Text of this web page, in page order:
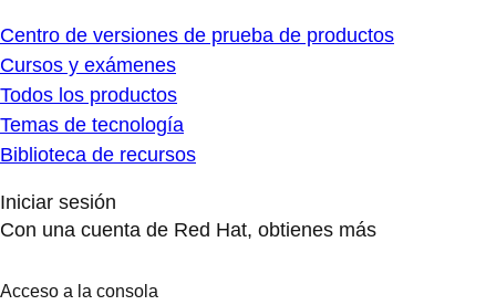
Centro de versiones de prueba de productos
Cursos y exámenes
Todos los productos
Temas de tecnología
Biblioteca de recursos
Iniciar sesión
Con una cuenta de Red Hat, obtienes más
Acceso a la consola